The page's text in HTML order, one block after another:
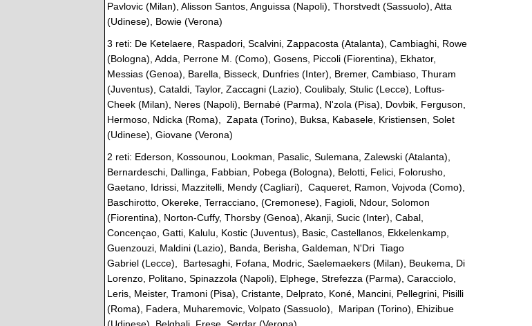
Pavlovic (Milan), Alisson Santos, Anguissa (Napoli), Thorstvedt (Sassuolo), Atta
(Udinese), Bowie (Verona)
3 reti: De Ketelaere, Raspadori, Scalvini, Zappacosta (Atalanta), Cambiaghi, Rowe
(Bologna), Adda, Perrone M. (Como), Gosens, Piccoli (Fiorentina), Ekhator,
Messias (Genoa), Barella, Bisseck, Dunfries (Inter), Bremer, Cambiaso, Thuram
(Juventus), Cataldi, Taylor, Zaccagni (Lazio), Coulibaly, Stulic (Lecce), Loftus-
Cheek (Milan), Neres (Napoli), Bernabé (Parma), N'zola (Pisa), Dovbik, Ferguson,
Hermoso, Ndicka (Roma), Zapata (Torino), Buksa, Kabasele, Kristiensen, Solet
(Udinese), Giovane (Verona)
2 reti: Ederson, Kossounou, Lookman, Pasalic, Sulemana, Zalewski (Atalanta),
Bernardeschi, Dallinga, Fabbian, Pobega (Bologna), Belotti, Felici, Folorusho,
Gaetano, Idrissi, Mazzitelli, Mendy (Cagliari), Caqueret, Ramon, Vojvoda (Como),
Baschirotto, Okereke, Terracciano, (Cremonese), Fagioli, Ndour, Solomon
(Fiorentina), Norton-Cuffy, Thorsby (Genoa), Akanji, Sucic (Inter), Cabal,
Concençao, Gatti, Kalulu, Kostic (Juventus), Basic, Castellanos, Ekkelenkamp,
Guenzouzi, Maldini (Lazio), Banda, Berisha, Galdeman, N'Dri Tiago
Gabriel (Lecce), Bartesaghi, Fofana, Modric, Saelemaekers (Milan), Beukema, Di
Lorenzo, Politano, Spinazzola (Napoli), Elphege, Strefezza (Parma), Caracciolo,
Leris, Meister, Tramoni (Pisa), Cristante, Delprato, Koné, Mancini, Pellegrini, Pisilli
(Roma), Fadera, Muharemovic, Volpato (Sassuolo), Maripan (Torino), Ehizibue